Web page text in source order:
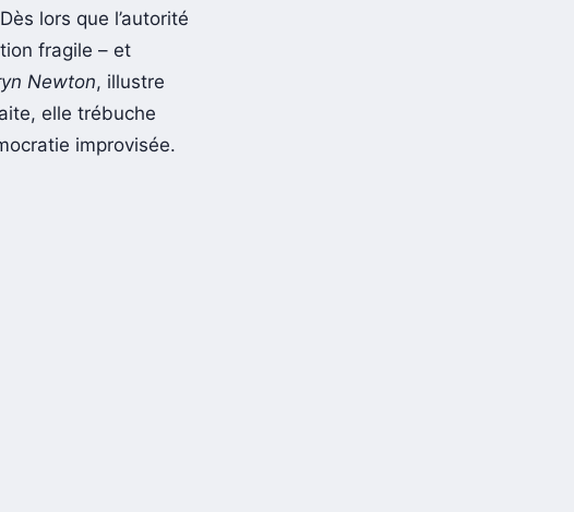
lors que l’autorité
fragile – et
Newton, illustre
elle trébuche
improvisée.